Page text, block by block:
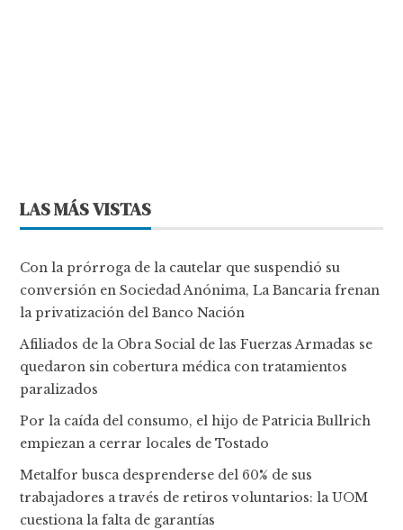
LAS MÁS VISTAS
Con la prórroga de la cautelar que suspendió su
conversión en Sociedad Anónima, La Bancaria frenan
la privatización del Banco Nación
Afiliados de la Obra Social de las Fuerzas Armadas se
quedaron sin cobertura médica con tratamientos
paralizados
Por la caída del consumo, el hijo de Patricia Bullrich
empiezan a cerrar locales de Tostado
Metalfor busca desprenderse del 60% de sus
trabajadores a través de retiros voluntarios: la UOM
cuestiona la falta de garantías